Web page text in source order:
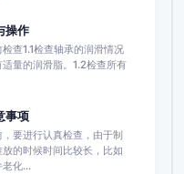
操作
查1.1检查轴承的润滑情况
量的润滑脂。1.2检查所有
事项
，要进行认真检查，由于制
时候时间比较长，比如
老化...